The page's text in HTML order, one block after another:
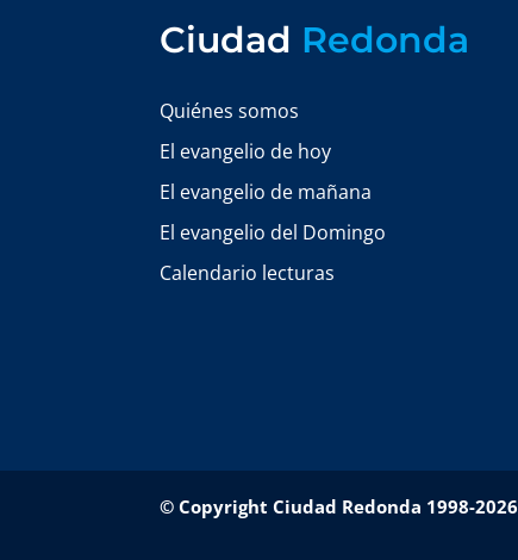
Ciudad Redonda
Quiénes somos
El evangelio de hoy
El evangelio de mañana
El evangelio del Domingo
Calendario lecturas
© Copyright Ciudad Redonda 1998-2026